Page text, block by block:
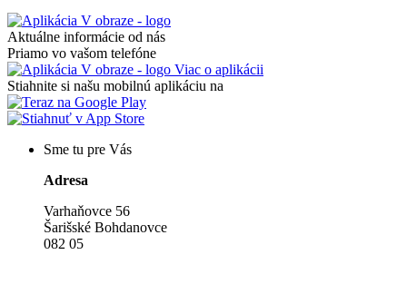
Aktuálne informácie od nás
Priamo vo vašom telefóne
Viac o aplikácii
Stiahnite si našu mobilnú aplikáciu na
Sme tu pre Vás
Adresa
Varhaňovce 56
Šarišské Bohdanovce
082 05